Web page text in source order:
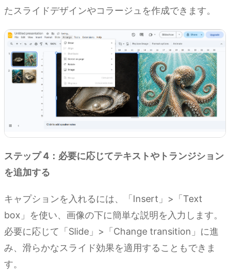
たスライドデザインやコラージュを作成できます。
ステップ 4：必要に応じてテキストやトランジション
を追加する
キャプションを入れるには、「Insert」>「Text
box」を使い、画像の下に簡単な説明を入力します。
必要に応じて「Slide」>「Change transition」に進
み、滑らかなスライド効果を適用することもできま
す。